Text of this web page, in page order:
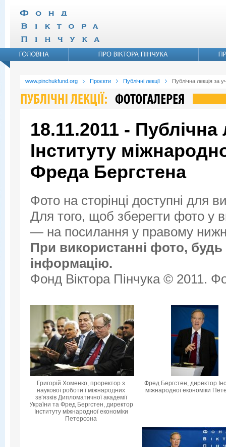
www.pinchukfund.org Проєкти Публічні лекції Публічна лекція за
18.11.2011 - Публічна
Інституту
Фреда Бергстена
Фото на сторінці доступні для
Для того, щоб зберегти фото у
— на посилання у правому
При використанні фото, будь
інформацію.
Фонд Віктора Пінчука © 2011.
Григорій Хоменко, проректор з
наукової роботи і міжнародних
зв’язків Дипломатичної академії
України та Фред Бергстен, директор
Інституту міжнародної економіки
Петерсона
Фред Бергстен, директор
міжнародної економіки